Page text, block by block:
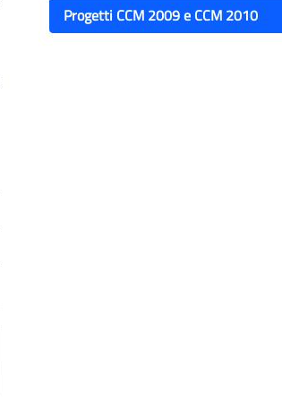
Progetti CCM 2009 e CCM 2010